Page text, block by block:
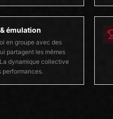
émulation
en groupe avec des
partagent les mêmes
dynamique collective
performances.